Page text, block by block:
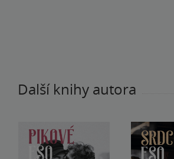
Další knihy autora